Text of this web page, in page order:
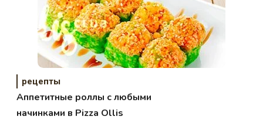
рецепты
Аппетитные роллы с любыми
начинками в Pizza Ollis